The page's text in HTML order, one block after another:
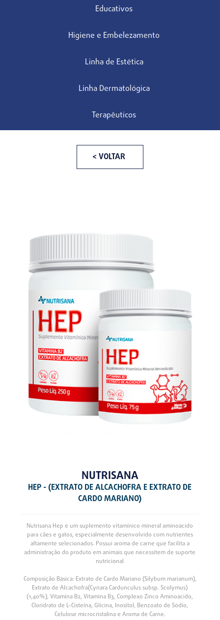
Educativos
Higiene e Embelezamento
Linha de Estética
Linha Dermatológica
Terapêuticos
< VOLTAR
NUTRISANA
HEP - (EXTRATO DE ALCACHOFRA E EXTRATO DE
CARDO MARIANO)
Nutrisana Hep é um suplemento vitamínico mineral aminoácido
para cães e gatos, especialmente desenvolvido com nutrientes
altamente selecionados. Possui aroma de carne que facilita a
administração do produto em animais que necessitem de suporte
nutricional
Composição Básica: Extrato de Cardo Mariano (Silybum marianum),
Extrato de Alcachofra(Cynara Cardunculus subsp. Scolymus)
(1,40%), Vitamina B2, Vitamina B3, Complexo Zinco Aminoácido,
Cloridrato de L-Cisteína, Glicina, Inositol, Benzoato de Sódio,
Celulose microcristalina e Aroma de Carne.